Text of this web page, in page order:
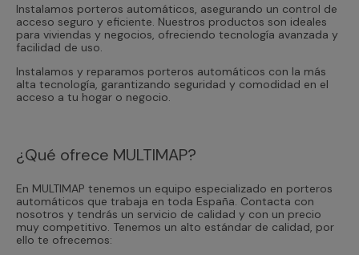
Instalamos porteros automáticos, asegurando un control de
acceso seguro y eficiente. Nuestros productos son ideales
para viviendas y negocios, ofreciendo tecnología avanzada y
facilidad de uso.
Instalamos y reparamos porteros automáticos con la más
alta tecnología, garantizando seguridad y comodidad en el
acceso a tu hogar o negocio.
¿Qué ofrece MULTIMAP?
En MULTIMAP tenemos un equipo especializado en porteros
automáticos que trabaja en toda España. Contacta con
nosotros y tendrás un servicio de calidad y con un precio
muy competitivo. Tenemos un alto estándar de calidad, por
ello te ofrecemos: